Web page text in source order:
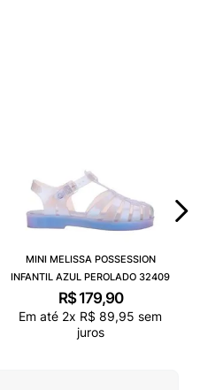
MINI MELISSA POSSESSION
INFANTIL AZUL PEROLADO 32409
R$ 179,90
Em até 2x R$ 89,95 sem
juros